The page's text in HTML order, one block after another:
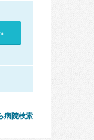
病院検索